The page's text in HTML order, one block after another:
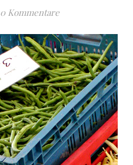
0 Kommentare